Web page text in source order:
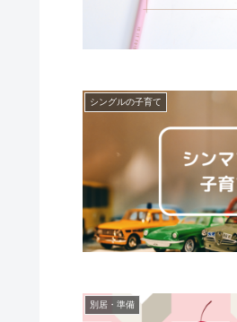
シングルの子育て
別居・準備